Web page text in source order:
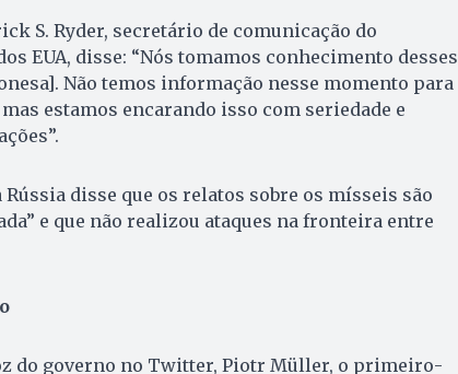
S. Ryder, secretário de comunicação do
EUA, disse: “Nós tomamos conhecimento desses
Não temos informação nesse momento para
estamos encarando isso com seriedade e
disse que os relatos sobre os mísseis são
e que não realizou ataques na fronteira entre
do governo no Twitter, Piotr Müller, o primeiro-